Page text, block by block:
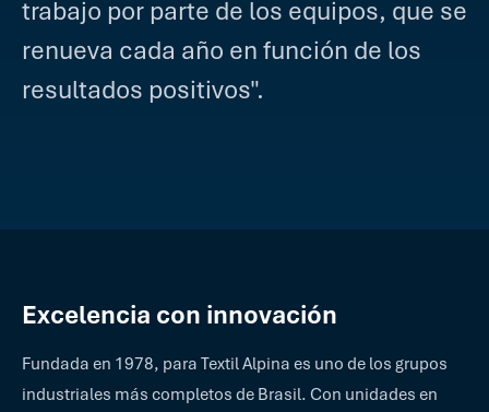
trabajo por parte de los equipos, que se
renueva cada año en función de los
resultados positivos".
Excelencia con innovación
Fundada en 1978, para Textil Alpina es uno de los grupos
industriales más completos de Brasil. Con unidades en